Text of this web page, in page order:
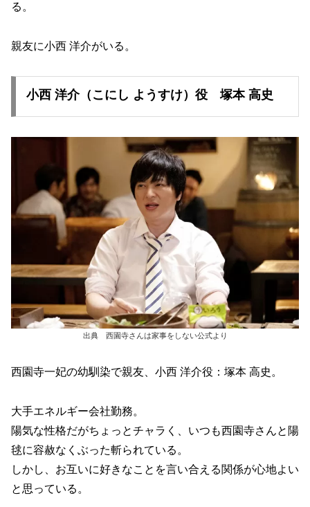
る。
親友に小西 洋介がいる。
小西 洋介（こにし ようすけ）役 塚本 高史
出典 西園寺さんは家事をしない公式より
西園寺一妃の幼馴染で親友、小西 洋介役：塚本 高史。
大手エネルギー会社勤務。
陽気な性格だがちょっとチャラく、いつも西園寺さんと陽
毬に容赦なくぶった斬られている。
しかし、お互いに好きなことを言い合える関係が心地よい
と思っている。